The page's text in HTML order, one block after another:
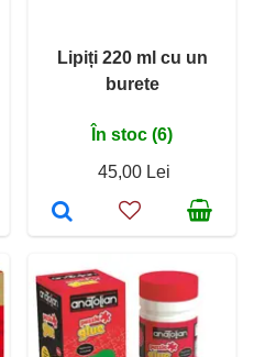
Lipiți 220 ml cu un
burete
În stoc (6)
45,00 Lei